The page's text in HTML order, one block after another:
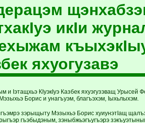
икIи
яхуогузавэ
и Iэтащхьэ КIуэкIуэ Казбек яхуэгузэващ Урысей
Борис и унагъуэм, благъэхэм, Iыхьлыхэм.
зэрыщыту Мэзыхьэ Борис хуиунэтIащ
гъэбыдэным, зэныбжьэгъугъэрэ